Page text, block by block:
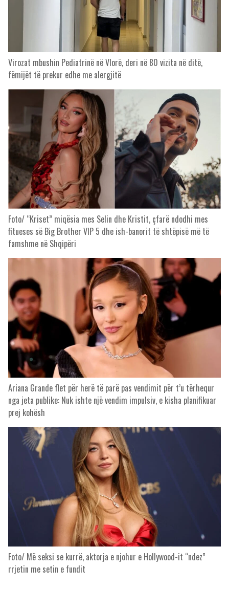
Virozat mbushin Pediatrinë në Vlorë, deri në 80 vizita në ditë,
fëmijët të prekur edhe me alergjitë
Foto/ “Kriset” miqësia mes Selin dhe Kristit, çfarë ndodhi mes
fitueses së Big Brother VIP 5 dhe ish-banorit të shtëpisë më të
famshme në Shqipëri
Ariana Grande flet për herë të parë pas vendimit për t’u tërhequr
nga jeta publike: Nuk ishte një vendim impulsiv, e kisha planifikuar
prej kohësh
Foto/ Më seksi se kurrë, aktorja e njohur e Hollywood-it “ndez”
rrjetin me setin e fundit